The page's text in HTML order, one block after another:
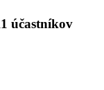
účastníkov